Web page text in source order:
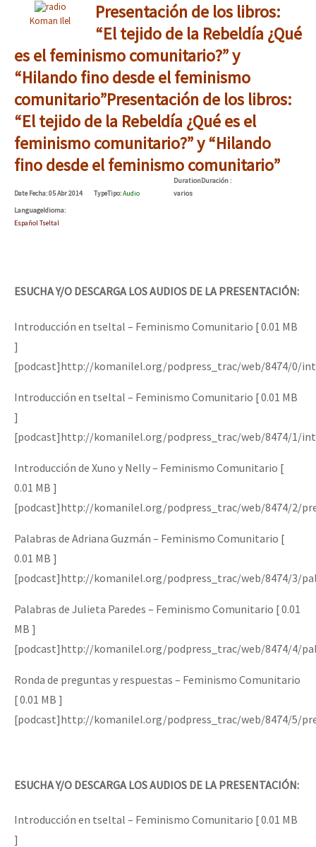
Koman Ilel
Presentación de los libros:
“El tejido de la Rebeldía ¿Qué
es el feminismo comunitario?” y
“Hilando fino desde el feminismo
comunitario”Presentación de los libros:
“El tejido de la Rebeldía ¿Qué es el
feminismo comunitario?” y “Hilando
fino desde el feminismo comunitario”
DateFecha: 05 Abr 2014 TypeTipo:Audio
DurationDuración:
varios
LanguageIdioma:
Español Tseltal
ESUCHA Y/O DESCARGA LOS AUDIOS DE LA PRESENTACIÓN:
Introducción en tseltal – Feminismo Comunitario [ 0.01 MB
]
[podcast]http://komanilel.org/podpress_trac/web/8474/0/
Introducción en tseltal – Feminismo Comunitario [ 0.01 MB
]
[podcast]http://komanilel.org/podpress_trac/web/8474/1/
Introducción de Xuno y Nelly – Feminismo Comunitario [
0.01 MB ]
[podcast]http://komanilel.org/podpress_trac/web/8474/2/
Palabras de Adriana Guzmán – Feminismo Comunitario [
0.01 MB ]
[podcast]http://komanilel.org/podpress_trac/web/8474/3/
Palabras de Julieta Paredes – Feminismo Comunitario [ 0.01
MB ]
[podcast]http://komanilel.org/podpress_trac/web/8474/4/
Ronda de preguntas y respuestas – Feminismo Comunitario
[ 0.01 MB ]
[podcast]http://komanilel.org/podpress_trac/web/8474/5/
ESUCHA Y/O DESCARGA LOS AUDIOS DE LA PRESENTACIÓN:
Introducción en tseltal – Feminismo Comunitario [ 0.01 MB
]